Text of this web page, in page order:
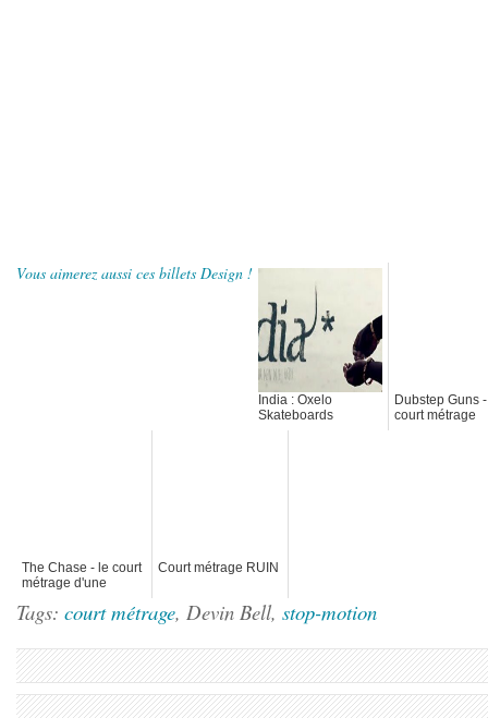
Vous aimerez aussi ces billets Design !
India : Oxelo
Skateboards
Dubstep Guns
court métrage
The Chase - le court
métrage d'une
explosive
Court métrage RUIN
Tags: court métrage, Devin Bell, stop-motion